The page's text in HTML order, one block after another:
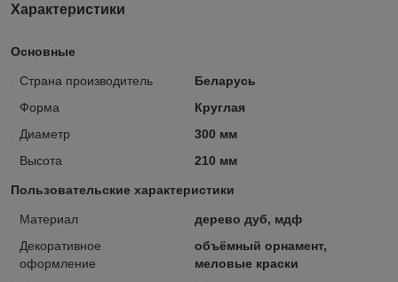
Характеристики
Основные
Страна производитель
Беларусь
Форма
Круглая
Диаметр
300 мм
Высота
210 мм
Пользовательские характеристики
Материал
дерево дуб, мдф
Декоративное
оформление
объёмный орнамент,
меловые краски